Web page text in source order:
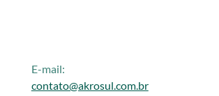
E-mail:
contato@akrosul.com.br